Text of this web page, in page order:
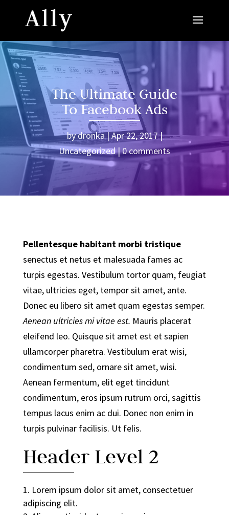
The Ultimate Guide
To Facebook Ads
bydronka Apr 22, 2017
Uncategorized 0 comments
Pellentesque habitant morbi tristique
senectus et netus et malesuada fames ac
turpis egestas. Vestibulum tortor quam, feugiat
vitae, ultricies eget, tempor sit amet, ante.
Donec eu libero sit amet quam egestas semper.
Aenean ultricies mi vitae est. Mauris placerat
eleifend leo. Quisque sit amet est et sapien
ullamcorper pharetra. Vestibulum erat wisi,
condimentum sed, ornare sit amet, wisi.
Aenean fermentum, elit eget tincidunt
condimentum, eros ipsum rutrum orci, sagittis
tempus lacus enim ac dui. Donec non enim in
turpis pulvinar facilisis. Ut felis.
Header Level 2
Lorem ipsum dolor sit amet, consectetuer
adipiscing elit.